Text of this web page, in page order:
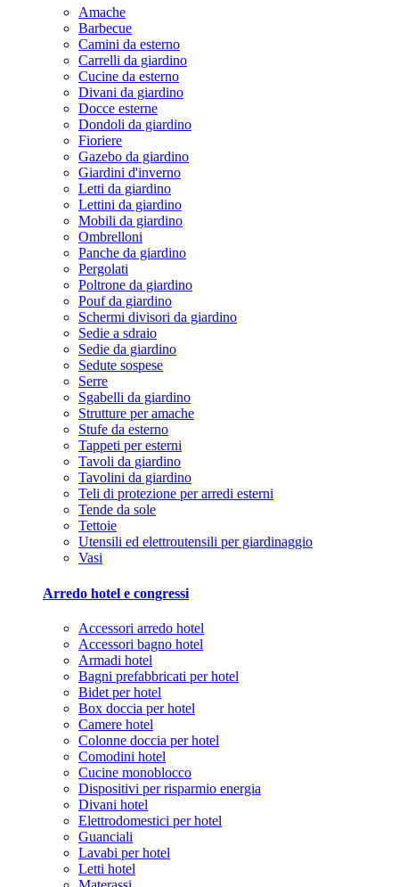
Amache
Barbecue
Camini da esterno
Carrelli da giardino
Cucine da esterno
Divani da giardino
Docce esterne
Dondoli da giardino
Fioriere
Gazebo da giardino
Giardini d'inverno
Letti da giardino
Lettini da giardino
Mobili da giardino
Ombrelloni
Panche da giardino
Pergolati
Poltrone da giardino
Pouf da giardino
Schermi divisori da giardino
Sedie a sdraio
Sedie da giardino
Sedute sospese
Serre
Sgabelli da giardino
Strutture per amache
Stufe da esterno
Tappeti per esterni
Tavoli da giardino
Tavolini da giardino
Teli di protezione per arredi esterni
Tende da sole
Tettoie
Utensili ed elettroutensili per giardinaggio
Vasi
Arredo hotel e congressi
Accessori arredo hotel
Accessori bagno hotel
Armadi hotel
Bagni prefabbricati per hotel
Bidet per hotel
Box doccia per hotel
Camere hotel
Colonne doccia per hotel
Comodini hotel
Cucine monoblocco
Dispositivi per risparmio energia
Divani hotel
Elettrodomestici per hotel
Guanciali
Lavabi per hotel
Letti hotel